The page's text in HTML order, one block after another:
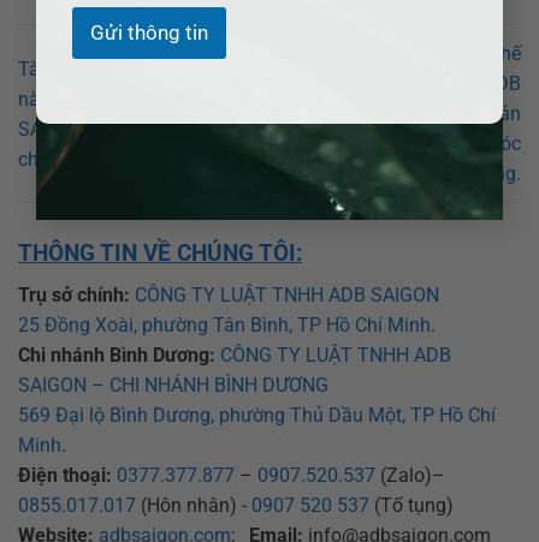
Gửi thông tin
Tài sản chung thì chia thế
nào khi ly hôn? Luật sư ADB
SAIGON hỗ trợ chia tài sản
chung tại Thị xã Ngã Năm.
Tài sản chung thì chia thế
nào khi ly hôn? Luật sư ADB
SAIGON hỗ trợ chia tài sản
chung tại Thành phố Sóc
Trăng.
THÔNG TIN VỀ CHÚNG TÔI:
Trụ sở chính: CÔNG TY LUẬT TNHH ADB SAIGON
25 Đồng Xoài, phường Tân Bình, TP Hồ Chí Minh.
Chi nhánh Bình Dương: CÔNG TY LUẬT TNHH ADB
SAIGON – CHI NHÁNH BÌNH DƯƠNG
569 Đại lộ Bình Dương, phường Thủ Dầu Một, TP Hồ Chí
Minh.
Điện thoại: 0377.377.877 – 0907.520.537 (Zalo)–
0855.017.017 (Hôn nhân) - 0907 520 537 (Tố tụng)
Website: adbsaigon.com; Email: info@adbsaigon.com